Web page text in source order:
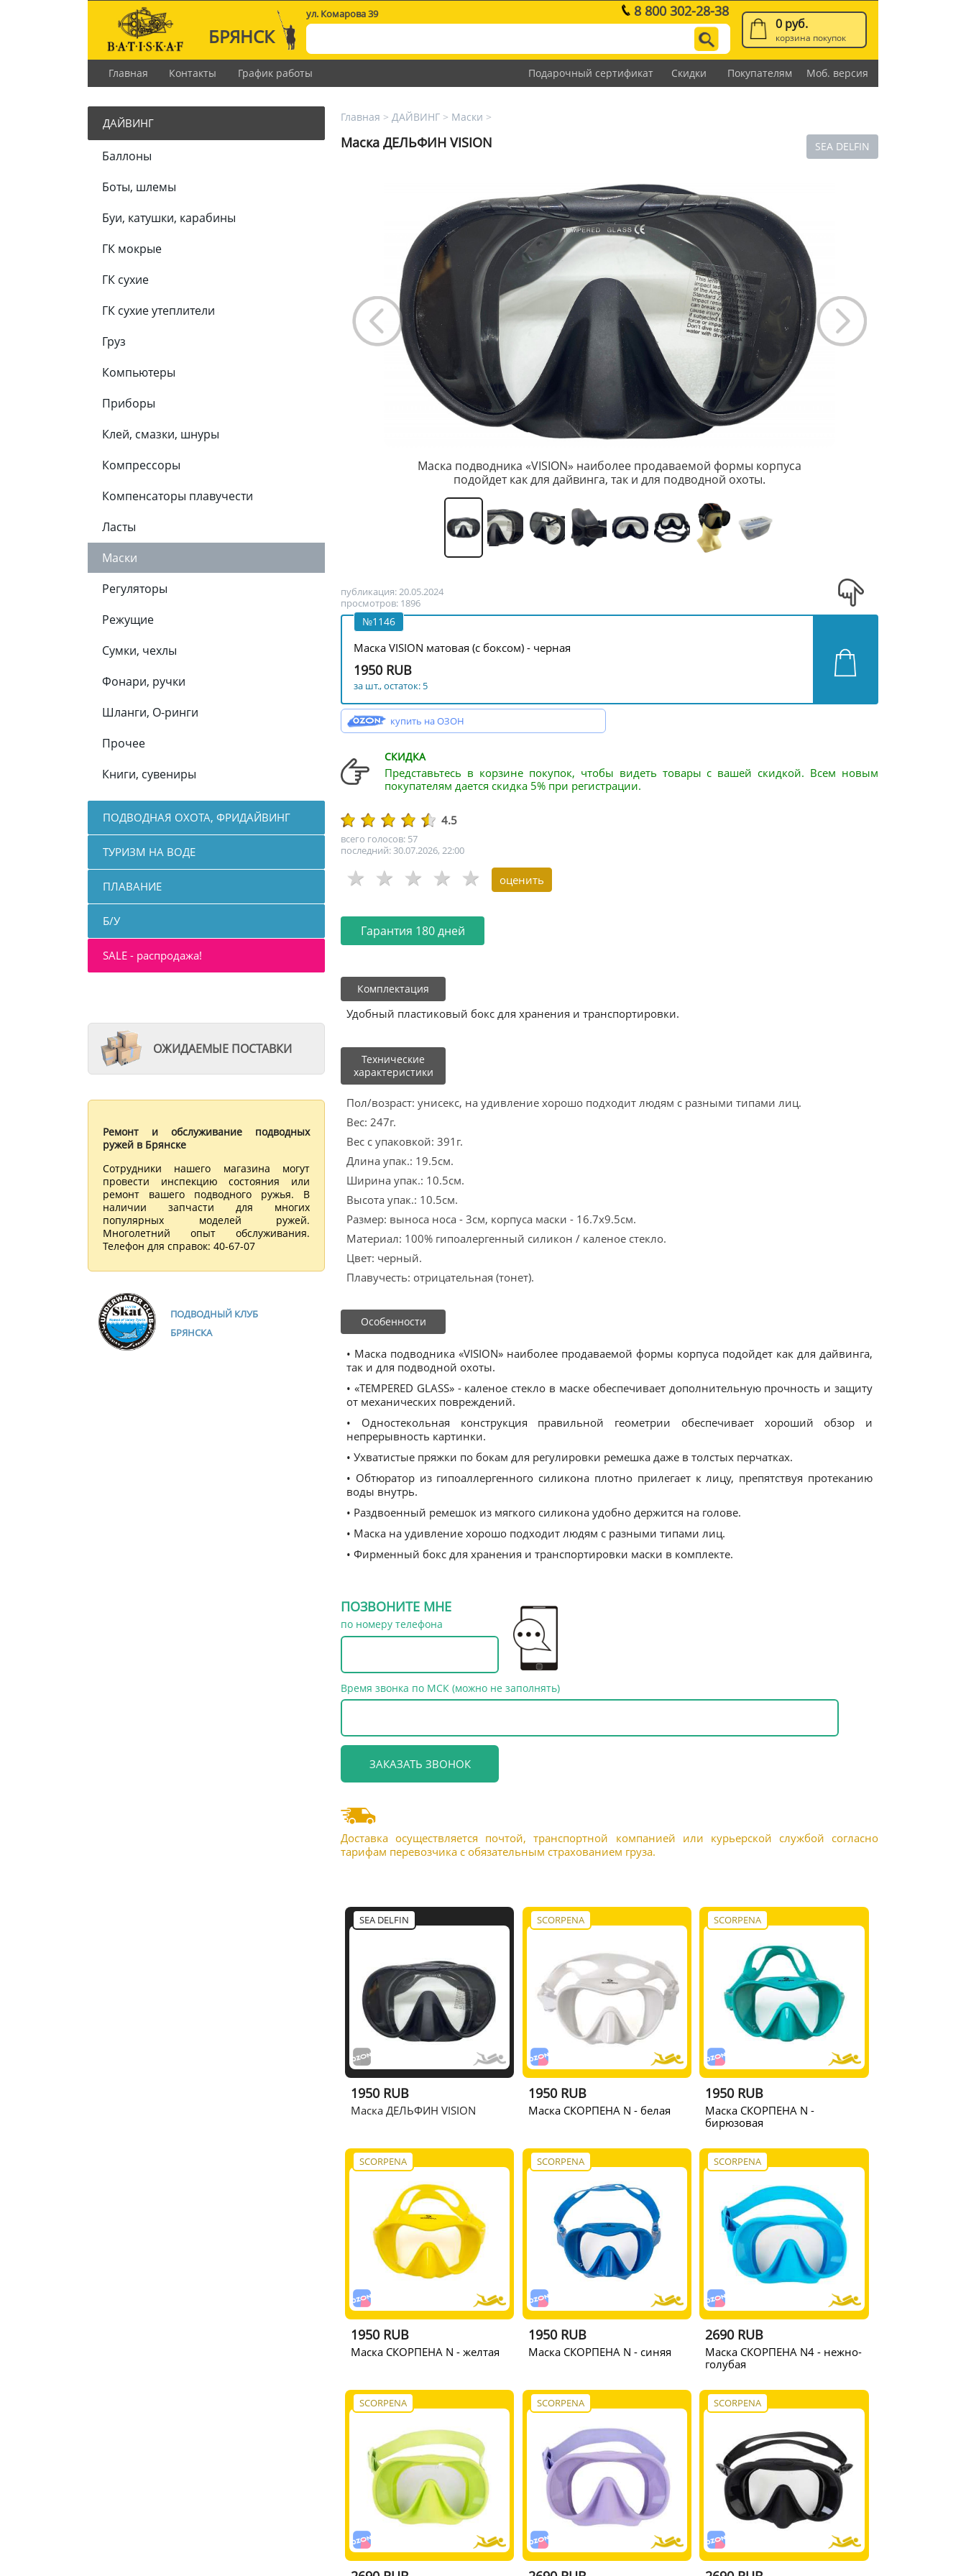
БРЯНСК
ул. Комарова 39 8 800 302-28-38
0 руб.
корзина покупок
Главная Контакты График работы Подарочный сертификат Скидки Покупателям Моб. версия
ДАЙВИНГ
Баллоны
Боты, шлемы
Буи, катушки, карабины
ГК мокрые
ГК сухие
ГК сухие утеплители
Груз
Компьютеры
Приборы
Клей, смазки, шнуры
Компрессоры
Компенсаторы плавучести
Ласты
Маски
Регуляторы
Режущие
Сумки, чехлы
Фонари, ручки
Шланги, О-ринги
Прочее
Книги, сувениры
ПОДВОДНАЯ ОХОТА, ФРИДАЙВИНГ
ТУРИЗМ НА ВОДЕ
ПЛАВАНИЕ
Б/У
SALE - распродажа!
ОЖИДАЕМЫЕ ПОСТАВКИ
Ремонт и обслуживание подводных
ружей в Брянске
Сотрудники нашего магазина могут
провести инспекцию состояния или
ремонт вашего подводного ружья. В
наличии запчасти для многих
популярных моделей ружей.
Многолетний опыт обслуживания.
Телефон для справок: 40-67-07
ПОДВОДНЫЙ КЛУБ
БРЯНСКА
Главная > ДАЙВИНГ > Маски >
SEA DELFIN
Маска ДЕЛЬФИН VISION
Маска подводника «VISION» наиболее продаваемой формы корпуса
подойдет как для дайвинга, так и для подводной охоты.
публикация: 20.05.2024
просмотров: 1896
№1146
Маска VISION матовая (с боксом) - черная
1950 RUB
за шт., остаток: 5
купить на ОЗОН
СКИДКА
Представьтесь в корзине покупок, чтобы видеть товары с вашей скидкой. Всем новым
покупателям дается скидка 5% при регистрации.
4.5
всего голосов: 57
последний: 30.07.2026, 22:00
Гарантия 180 дней
Комплектация
Удобный пластиковый бокс для хранения и транспортировки.
Технические
характеристики
Пол/возраст: унисекс, на удивление хорошо подходит людям с разными типами лиц.
Вес: 247г.
Вес с упаковкой: 391г.
Длина упак.: 19.5см.
Ширина упак.: 10.5см.
Высота упак.: 10.5см.
Размер: выноса носа - 3см, корпуса маски - 16.7х9.5см.
Материал: 100% гипоалергенный силикон / каленое стекло.
Цвет: черный.
Плавучесть: отрицательная (тонет).
Особенности
• Маска подводника «VISION» наиболее продаваемой формы корпуса подойдет как для дайвинга,
так и для подводной охоты.
• «TEMPERED GLASS» - каленое стекло в маске обеспечивает дополнительную прочность и защиту
от механических повреждений.
• Одностекольная конструкция правильной геометрии обеспечивает хороший обзор и
непрерывность картинки.
• Ухватистые пряжки по бокам для регулировки ремешка даже в толстых перчатках.
• Обтюратор из гипоаллергенного силикона плотно прилегает к лицу, препятствуя протеканию
воды внутрь.
• Раздвоенный ремешок из мягкого силикона удобно держится на голове.
• Маска на удивление хорошо подходит людям с разными типами лиц.
• Фирменный бокс для хранения и транспортировки маски в комплекте.
ПОЗВОНИТЕ МНЕ
по номеру телефона
Время звонка по МСК (можно не заполнять)
Доставка осуществляется почтой, транспортной компанией или курьерской службой согласно
тарифам перевозчика с обязательным страхованием груза.
SEA DELFIN
1950 RUB
Маска ДЕЛЬФИН VISION
SCORPENA
1950 RUB
Маска СКОРПЕНА N - белая
SCORPENA
1950 RUB
Маска СКОРПЕНА N -
бирюзовая
SCORPENA
1950 RUB
Маска СКОРПЕНА N - желтая
SCORPENA
1950 RUB
Маска СКОРПЕНА N - синяя
SCORPENA
2690 RUB
Маска СКОРПЕНА N4 - нежно-
голубая
SCORPENA SCORPENA SCORPENA